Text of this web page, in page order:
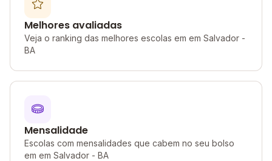
Melhores avaliadas
Veja o ranking das melhores escolas em em Salvador -
BA
Mensalidade
Escolas com mensalidades que cabem no seu bolso
em em Salvador - BA